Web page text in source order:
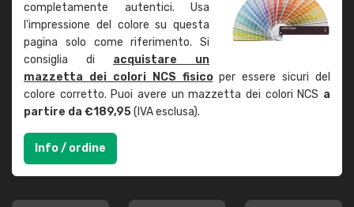
completamente autentici. Usa
l'impressione del colore su questa
pagina solo come riferimento. Si
consiglia di acquistare un
mazzetta dei colori NCS fisicoper essere sicuri del
colore corretto. Puoi avere un mazzetta dei colori NCS a
partire da €189,95(IVA esclusa).
Info / ordine